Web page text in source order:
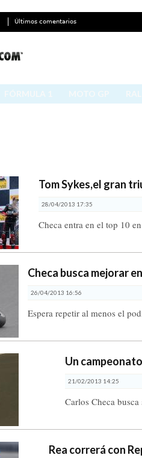
Últimos comentarios
Tom Sykes,el gran
28/04/2013 17:35
Checa entra en el top 10
Checa busca mejorar
26/04/2013 16:56
Espera repetir al menos el
Un
21/02/2013 14:25
Carlos Checa
Rea correrá con